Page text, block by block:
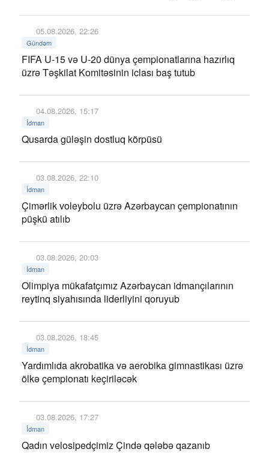
05.08.2026, 22:26
Gündəm
FIFA U-15 və U-20 dünya çempionatlarına hazırlıq
üzrə Təşkilat Komitəsinin iclası baş tutub
04.08.2026, 15:17
İdman
Qusarda güləşin dostluq körpüsü
03.08.2026, 22:10
İdman
Çimərlik voleybolu üzrə Azərbaycan çempionatının
püşkü atılıb
03.08.2026, 20:03
İdman
Olimpiya mükafatçımız Azərbaycan idmançılarının
reytinq siyahısında liderliyini qoruyub
03.08.2026, 18:45
İdman
Yardımlıda akrobatika və aerobika gimnastikası üzrə
ölkə çempionatı keçiriləcək
03.08.2026, 17:27
İdman
Qadın velosipedçimiz Çində qələbə qazanıb